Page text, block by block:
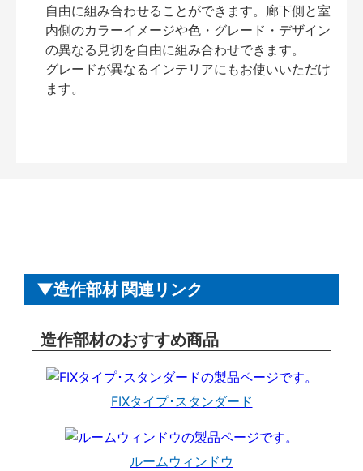
自由に組み合わせることができます。廊下側と室
内側のカラーイメージや色・グレード・デザイン
の異なる見切を自由に組み合わせできます。
グレードが異なるインテリアにもお使いいただけ
ます。
造作部材 関連リンク
造作部材のおすすめ商品
FIXタイプ･スタンダード
ルームウィンドウ